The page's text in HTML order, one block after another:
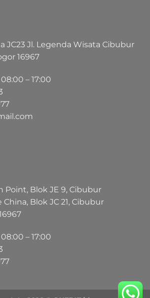
JC23 Jl. Legenda Wisata Cibubur
16967
– 17:00
Point, Blok JE 9, Cibubur
Blok JC 21, Cibubur
– 17:00